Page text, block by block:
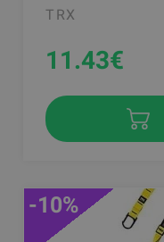
TRX
11.43€
-10%